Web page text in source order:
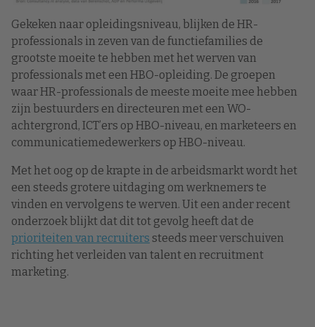
Gekeken naar opleidingsniveau, blijken de HR-
professionals in zeven van de functiefamilies de
grootste moeite te hebben met het werven van
professionals met een HBO-opleiding. De groepen
waar HR-professionals de meeste moeite mee hebben
zijn bestuurders en directeuren met een WO-
achtergrond, ICT’ers op HBO-niveau, en marketeers en
communicatiemedewerkers op HBO-niveau.
Met het oog op de krapte in de arbeidsmarkt wordt het
een steeds grotere uitdaging om werknemers te
vinden en vervolgens te werven. Uit een ander recent
onderzoek blijkt dat dit tot gevolg heeft dat de
prioriteiten van recruiters steeds meer verschuiven
richting het verleiden van talent en recruitment
marketing.